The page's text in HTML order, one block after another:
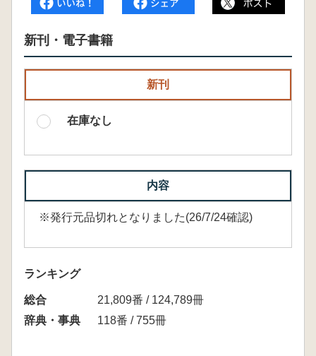
新刊・電子書籍
新刊
在庫なし
内容
※発行元品切れとなりました(26/7/24確認)
ランキング
総合
21,809番 / 124,789冊
辞典・事典
118番 / 755冊